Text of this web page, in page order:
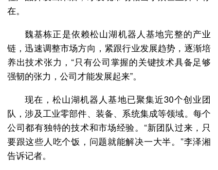
在。
魏基栋正是依赖松山湖机器人基地完整的产业
链，迅速调整市场方向，紧跟行业发展趋势，逐渐培
养出技术张力，“只有公司掌握的关键技术具备足够
强韧的张力，公司才能发展起来”。
现在，松山湖机器人基地已聚集近30个创业团
队，涉及工业零部件、装备、系统集成等领域。每个
公司都有独特的技术和市场经验。“新团队过来，只
要跟这些人吃个饭，问题就能解决一大半。”李泽湘
告诉记者。